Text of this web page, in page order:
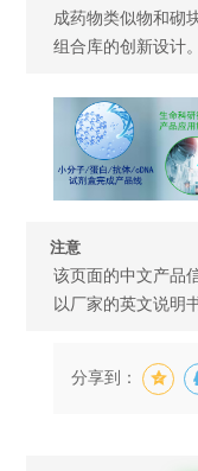
成药物类似物和砌
组合库的创新设计。
注意
该页面的中文产品
以厂家的英文说明
分享到：